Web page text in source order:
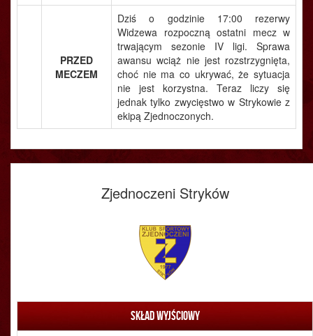
PRZED
MECZEM
Dziś o godzinie 17:00 rezerwy
Widzewa rozpoczną ostatni mecz w
trwającym sezonie IV ligi. Sprawa
awansu wciąż nie jest rozstrzygnięta,
choć nie ma co ukrywać, że sytuacja
nie jest korzystna. Teraz liczy się
jednak tylko zwycięstwo w Strykowie z
ekipą Zjednoczonych.
Zjednoczeni Stryków
Skład wyjściowy